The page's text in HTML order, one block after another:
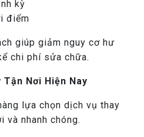
kỳ
điểm
giúp giảm nguy cơ hư
chi phí sửa chữa.
Nơi Hiện Nay
lựa chọn dịch vụ thay
nhanh chóng.